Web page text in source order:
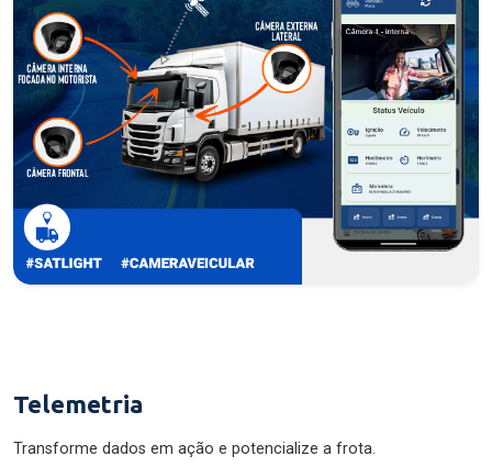
Telemetria
Transforme dados em ação e potencialize a frota.